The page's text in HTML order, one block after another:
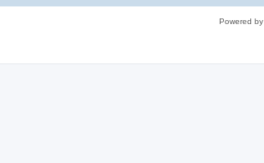
Powered by